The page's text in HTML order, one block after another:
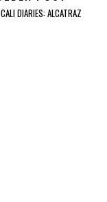
CALI DIARIES: ALCATRAZ